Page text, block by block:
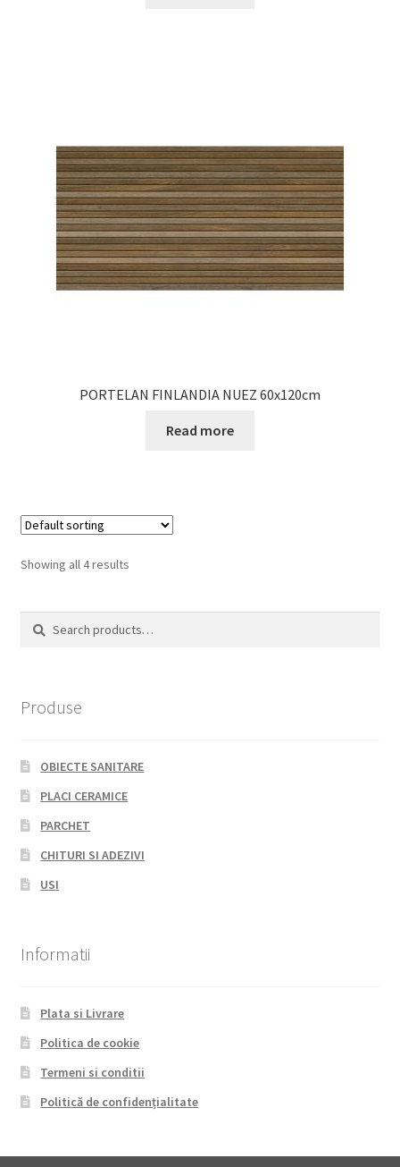
PORTELAN FINLANDIA NUEZ 60x120cm
Read more
Showing all 4 results
Search
Search
Produse
OBIECTE SANITARE
PLACI CERAMICE
PARCHET
CHITURI SI ADEZIVI
USI
Informatii
Plata si Livrare
Politica de cookie
Termeni si conditii
Politică de confidențialitate